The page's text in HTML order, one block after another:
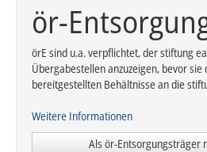
ör-
örE sind u.a. verpflichtet, der stiftung
Übergabestellen anzuzeigen, bevor sie
bereitgestellten Behältnisse an die
Weitere Informationen
Als ör-Entsorgungsträger